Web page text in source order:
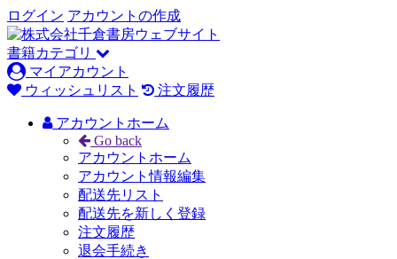
ログイン アカウントの作成
書籍カテゴリ
マイアカウント
ウィッシュリスト
注文履歴
アカウントホーム
Go back
アカウントホーム
アカウント情報編集
配送先リスト
配送先を新しく登録
注文履歴
退会手続き